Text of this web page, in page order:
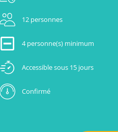
12 personnes
4 personne(s) minimum
Accessible sous 15 jours
Confirmé